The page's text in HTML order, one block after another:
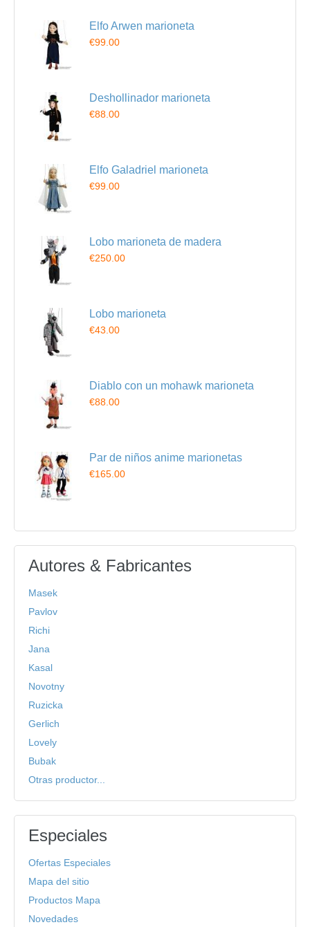
Elfo Arwen marioneta
€99.00
Deshollinador marioneta
€88.00
Elfo Galadriel marioneta
€99.00
Lobo marioneta de madera
€250.00
Lobo marioneta
€43.00
Diablo con un mohawk marioneta
€88.00
Par de niños anime marionetas
€165.00
Autores & Fabricantes
Masek
Pavlov
Richi
Jana
Kasal
Novotny
Ruzicka
Gerlich
Lovely
Bubak
Otras productor...
Especiales
Ofertas Especiales
Mapa del sitio
Productos Mapa
Novedades